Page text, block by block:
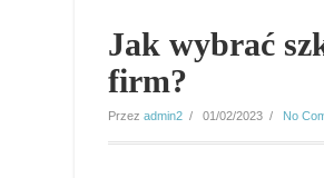
Jak wybrać
firm?
Przez admin2 / 01/02/2023 / No